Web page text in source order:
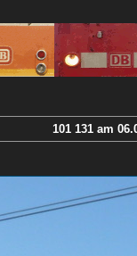
101 131 am